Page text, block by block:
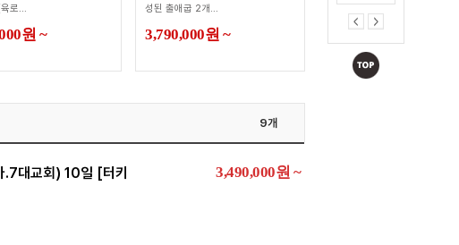
로...
원 ~
성된 출애굽 2개...
3,790,000원 ~
9개
.7대교회) 10일 [터키
3,490,000원 ~